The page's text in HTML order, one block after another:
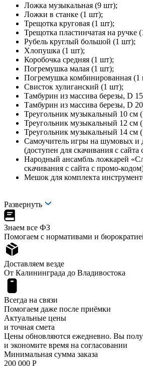
Ложка музыкальная (9 шт);
Ложки в станке (1 шт);
Трещотка круговая (1 шт);
Трещотка пластинчатая на ручке
Рубель круглый большой (1 шт);
Хлопушка (1 шт);
Коробочка средняя (1 шт);
Погремушка малая (1 шт);
Погремушка комбинированная (1
Свисток хулиганский (1 шт);
Тамбурин из массива березы, D
Тамбурин из массива березы, D
Треугольник музыкальный 10 см
Треугольник музыкальный 12 см
Треугольник музыкальный 14 см
Самоучитель игры на шумовых и
(доступен для скачивания с
Народный ансамбль ложкарей
скачивания с сайта с промо-
Мешок для комплекта
Развернуть
Знаем все ФЗ
Помогаем с нормативами и
Доставляем везде
От Калининграда до Владивостока
Всегда на связи
Помогаем даже после приёмки
Актуальные цены
и точная смета
Цены обновляются ежедневно. Вы
и экономите время на согласовании
Минимальная сумма заказа
200 000 Р